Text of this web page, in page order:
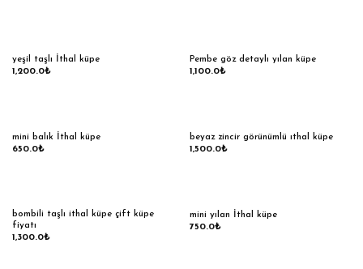
yeşil taşlı İthal küpe
1,200.0₺
Pembe göz detaylı yılan küpe
1,100.0₺
mini balık İthal küpe
650.0₺
beyaz zincir görünümlü ıthal küpe
1,500.0₺
bombili taşlı ithal küpe çift küpe
fiyatı
1,300.0₺
mini yılan İthal küpe
750.0₺